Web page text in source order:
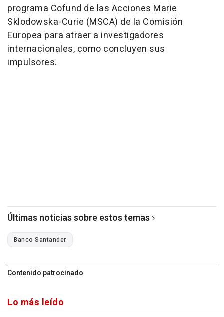
programa Cofund de las Acciones Marie
Sklodowska-Curie (MSCA) de la Comisión
Europea para atraer a investigadores
internacionales, como concluyen sus
impulsores.
Últimas noticias sobre estos temas
Banco Santander
Contenido patrocinado
Lo más leído